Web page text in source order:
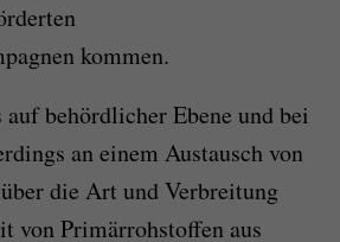
kommen.
behördlicher Ebene und bei
an einem Austausch von
die Art und Verbreitung
von Primärrohstoffen aus